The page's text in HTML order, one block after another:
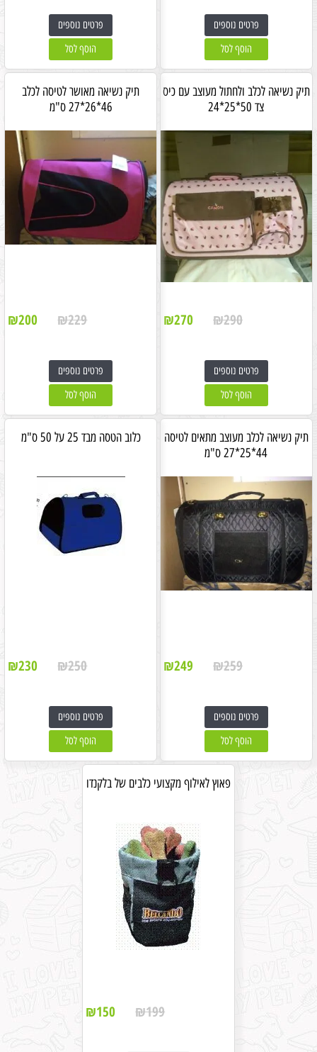
פרטים נוספים
הוסף לסל
פרטים נוספים
הוסף לסל
תיק נשיאה לכלב ולחתול מעוצב עם כיס
צד 50*25*24
₪290
₪270
פרטים נוספים
הוסף לסל
תיק נשיאה מאושר לטיסה לכלב
46*26*27 ס"מ
₪229
₪200
פרטים נוספים
הוסף לסל
תיק נשיאה לכלב מעוצב מתאים לטיסה
44*25*27 ס"מ
₪259
₪249
פרטים נוספים
הוסף לסל
כלוב הטסה מבד 25 על 50 ס"מ
₪250
₪230
פרטים נוספים
הוסף לסל
פאוץ לאילוף מקצועי כלבים של בלקנדו
₪199
₪150